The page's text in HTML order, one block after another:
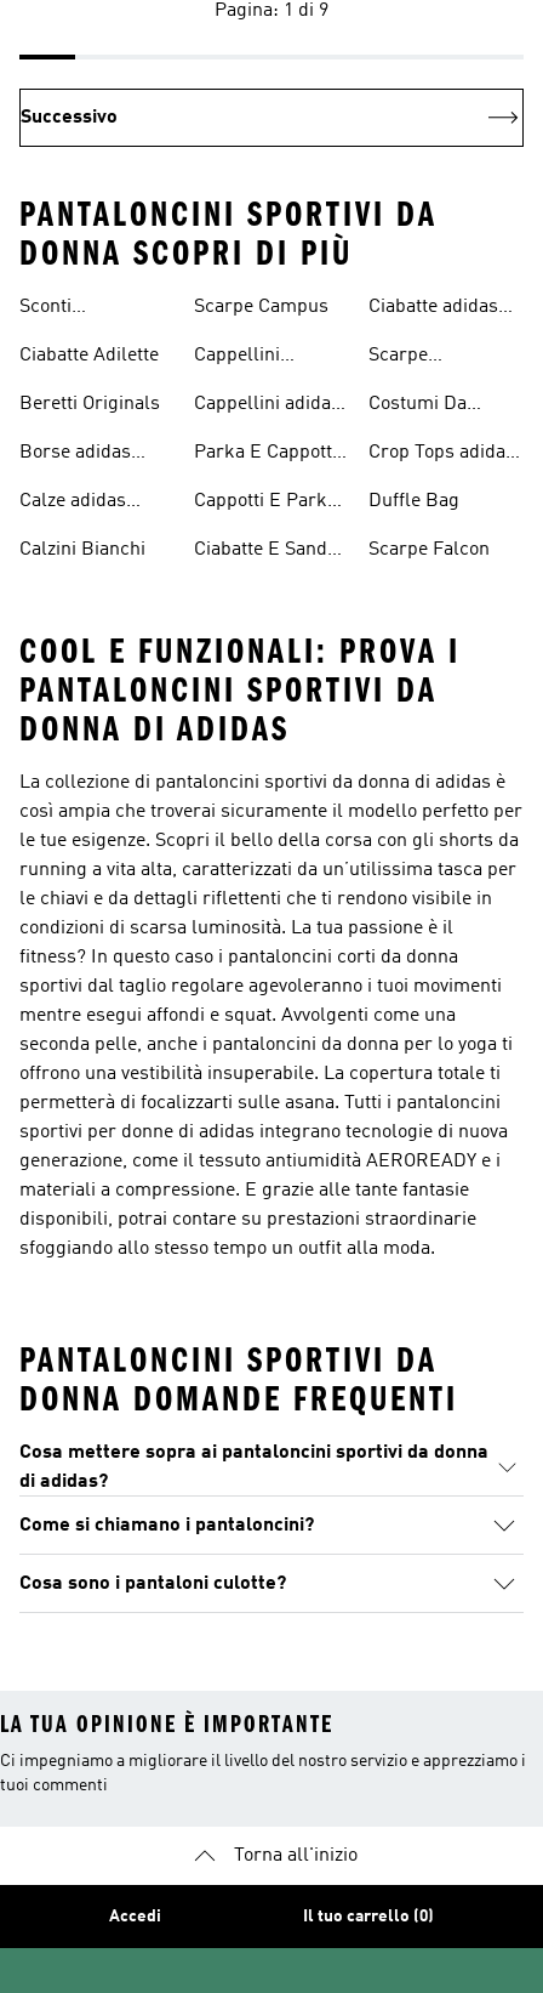
Pagina: 1 di 9
Successivo
PANTALONCINI SPORTIVI DA
DONNA SCOPRI DI PIÙ
Sconti
adidas Originals
Ciabatte Adilette
Beretti Originals
Borse adidas
Calze adidas
Calzini Bianchi
Scarpe Campus
Cappellini
Cappellini adidas
Parka E Cappotti
Cappotti E Parkas
Ciabatte E Sandali
Ciabatte adidas
Scarpe
Costumi Da
Crop Tops adidas
Duffle Bag
Scarpe Falcon
COOL E FUNZIONALI: PROVA I
PANTALONCINI SPORTIVI DA
DONNA DI ADIDAS
La collezione di pantaloncini sportivi da donna di adidas è
così ampia che troverai sicuramente il modello perfetto per
le tue esigenze. Scopri il bello della corsa con gli shorts da
running a vita alta, caratterizzati da un’utilissima tasca per
le chiavi e da dettagli riflettenti che ti rendono visibile in
condizioni di scarsa luminosità. La tua passione è il
fitness? In questo caso i pantaloncini corti da donna
sportivi dal taglio regolare agevoleranno i tuoi movimenti
mentre esegui affondi e squat. Avvolgenti come una
seconda pelle, anche i pantaloncini da donna per lo yoga ti
offrono una vestibilità insuperabile. La copertura totale ti
permetterà di focalizzarti sulle asana. Tutti i pantaloncini
sportivi per donne di adidas integrano tecnologie di nuova
generazione, come il tessuto antiumidità AEROREADY e i
materiali a compressione. E grazie alle tante fantasie
disponibili, potrai contare su prestazioni straordinarie
sfoggiando allo stesso tempo un outfit alla moda.
PANTALONCINI SPORTIVI DA
DONNA DOMANDE FREQUENTI
Cosa mettere sopra ai pantaloncini sportivi da donna
di adidas?
Come si chiamano i pantaloncini?
Cosa sono i pantaloni culotte?
LA TUA OPINIONE È IMPORTANTE
Ci impegniamo a migliorare il livello del nostro servizio e apprezziamo i
tuoi commenti
Torna all'inizio
Accedi Il tuo carrello (0)